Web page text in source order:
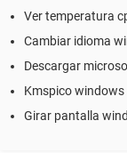
Ver temperatura
Cambiar idioma
Descargar
Kmspico windows
Girar pantalla